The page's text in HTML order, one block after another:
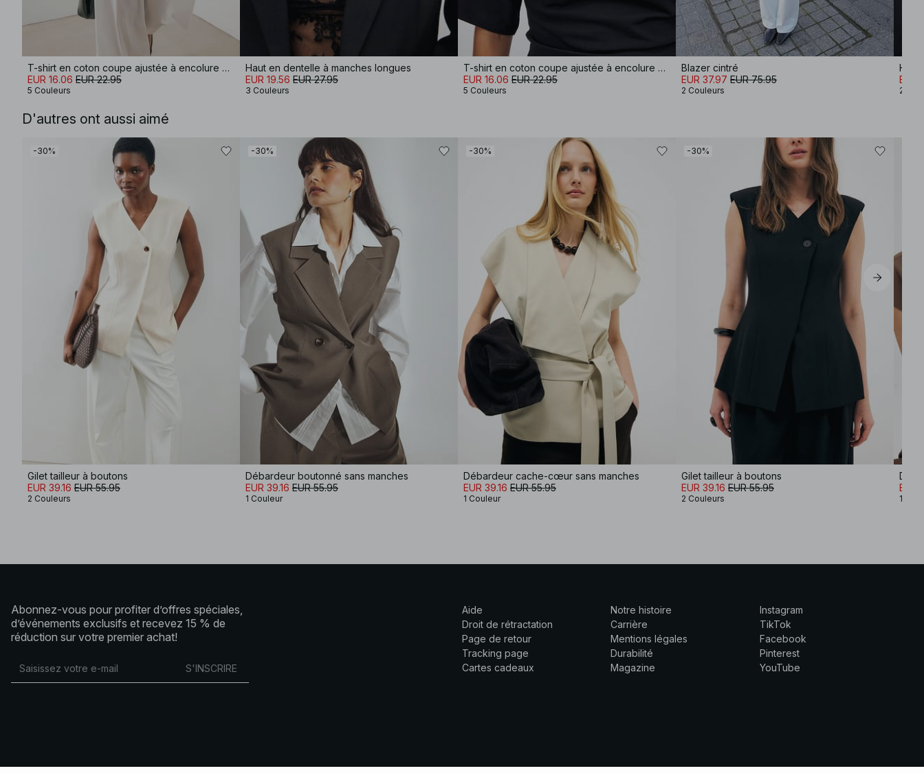
T-shirt en coton coupe ajustée à encolure cheminée
EUR 16.06 EUR 22.95
5 Couleurs
Haut en dentelle à manches longues
EUR 19.56 EUR 27.95
3 Couleurs
T-shirt en coton coupe ajustée à encolure cheminée
EUR 16.06 EUR 22.95
5 Couleurs
Blazer cintré
EUR 37.97 EUR 75.95
2 Couleurs
EUR
2
D'autres ont aussi aimé
-30%
Gilet tailleur à boutons
EUR 39.16 EUR 55.95
2 Couleurs
-30%
Débardeur boutonné sans manches
EUR 39.16 EUR 55.95
1 Couleur
-30%
Débardeur cache-cœur sans manches
EUR 39.16 EUR 55.95
1 Couleur
-30%
Gilet tailleur à boutons
EUR 39.16 EUR 55.95
2 Couleurs
EUR
1
Abonnez-vous pour profiter d’offres spéciales,
d’événements exclusifs et recevez 15 % de
réduction sur votre premier achat!
S'INSCRIRE
Aide
Droit de rétractation
Page de retour
Tracking page
Cartes cadeaux
Notre histoire
Carrière
Mentions légales
Durabilité
Magazine
Instagram
TikTok
Facebook
Pinterest
YouTube